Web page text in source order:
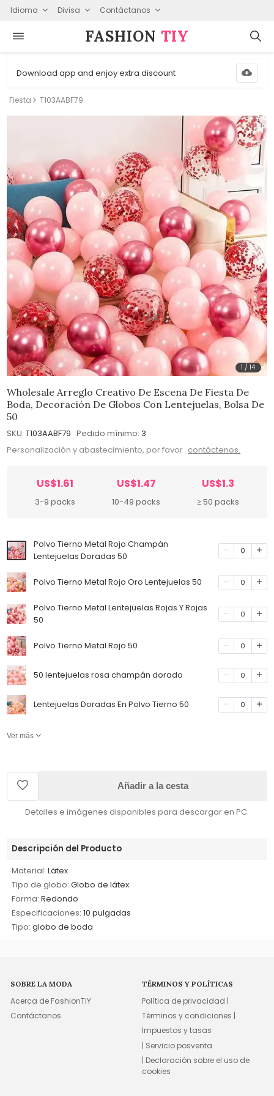
Idioma Divisa Contáctanos
FASHION⁠ TIY
Download app and enjoy extra discount
Fiesta T103AABF79
1 /14
Wholesale Arreglo Creativo De Escena De Fiesta De
Boda, Decoración De Globos Con Lentejuelas, Bolsa De
50
SKU: T103AABF79 Pedido mínimo: 3
Personalización y abastecimiento, por favor contáctenos.
US$1.61
3-9 packs
US$1.47
10-49 packs
US$1.3
≥ 50 packs
Polvo Tierno Metal Rojo Champán
Lentejuelas Doradas 50
0
Polvo Tierno Metal Rojo Oro Lentejuelas 50 0
Polvo Tierno Metal Lentejuelas Rojas Y Rojas
50
0
Polvo Tierno Metal Rojo 50 0
50 lentejuelas rosa champán dorado 0
Lentejuelas Doradas En Polvo Tierno 50 0
Ver más
Añadir a la cesta
Detalles e imágenes disponibles para descargar en PC.
Descripción del Producto
Material: Látex
Tipo de globo: Globo de látex
Forma: Redondo
Especificaciones: 10 pulgadas
Tipo: globo de boda
SOBRE LA MODA
Acerca de FashionTIY
Contáctanos
TÉRMINOS Y POLÍTICAS
Política de privacidad |
Términos y condiciones |
Impuestos y tasas
| Servicio posventa
| Declaración sobre el uso de
cookies